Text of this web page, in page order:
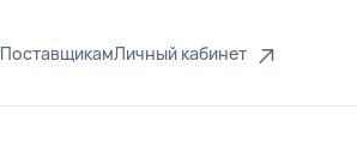
ПоставщикамЛичный кабинет